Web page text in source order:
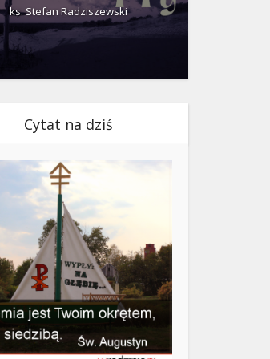
ks. Stefan Radziszewski
Cytat na dziś